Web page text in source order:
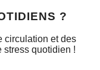
?
circulation et des
stress quotidien !